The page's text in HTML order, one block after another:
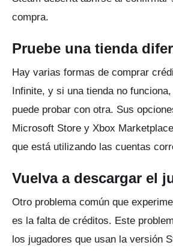
compra.
Pruebe una tienda
Hay varias formas de comprar
Infinite, y si una tienda no
puede probar con otra. Sus
Microsoft Store y Xbox
que está utilizando las cuentas
Vuelva a descargar el
Otro problema común que
es la falta de créditos. Este
los jugadores que usan la versión